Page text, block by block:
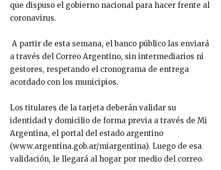
que dispuso el gobierno nacional para hacer frente al
coronavirus.
A partir de esta semana, el banco público las enviará
a través del Correo Argentino, sin intermediarios ni
gestores, respetando el cronograma de entrega
acordado con los municipios.
Los titulares de la tarjeta deberán validar su
identidad y domicilio de forma previa a través de Mi
Argentina, el portal del estado argentino
(www.argentina.gob.ar/miargentina). Luego de esa
validación, le llegará al hogar por medio del correo.